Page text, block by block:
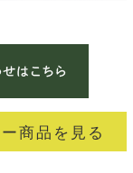
商品を見る